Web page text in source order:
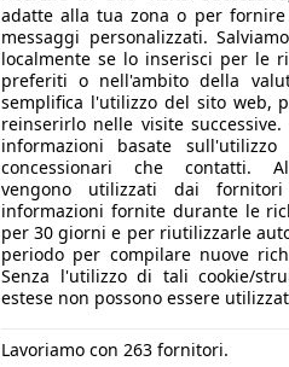
adatte alla tua zona o per
messaggi personalizzati.
localmente se lo inserisci per le
preferiti o nell'ambito della
semplifica l'utilizzo del sito web,
reinserirlo nelle visite
informazioni basate
concessionari che contatti.
vengono utilizzati dai
informazioni fornite durante le
per 30 giorni e per riutilizzarle
periodo per compilare nuove
Senza l'utilizzo di tali cookie/
estese non possono essere
Lavoriamo con 263 fornitori.